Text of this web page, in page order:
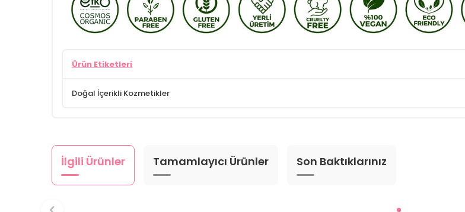
Ürün Etiketleri
Doğal İçerikli Kozmetikler
İlgili Ürünler Tamamlayıcı Ürünler Son Baktıklarınız